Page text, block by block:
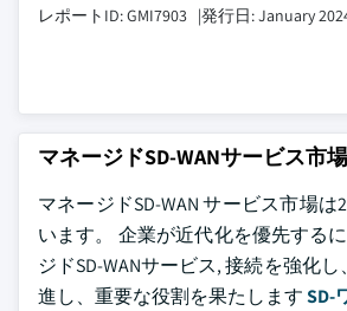
レポートID: GMI7903 |発行日: January
マネージドSD-WANサービス市
マネージドSD-WAN サービス市場
います。 企業が近代化を優先する
ジドSD-WANサービス, 接続を強化
進し、重要な役割を果たしますSD-